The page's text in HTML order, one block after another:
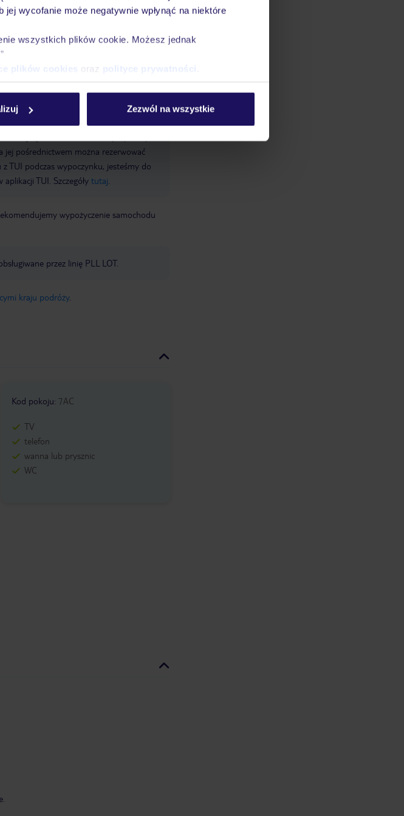
wycofanie może negatywnie wpłynąć na niektóre
wszystkich plików cookie. Możesz jednak
plików cookies oraz polityce prywatności
Zezwól na wszystkie
Mini market Recepcja
Room
24/7: telefonicznie, SMS i za
jej pośrednictwem można rezerwować
TUI podczas wypoczynku, jesteśmy do
TUI. Szczegóły tutaj
wypożyczenie samochodu
przez linię PLL LOT.
kraju podróży.
Kod pokoju: 7AC
TV
telefon
wanna lub prysznic
WC